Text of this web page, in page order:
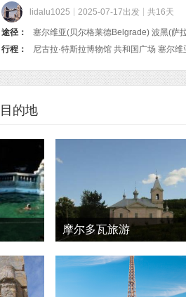
lidalu1025 2025-07-17出发 共16天
途径：
塞尔维亚(贝尔格莱德Belgrade) 波黑(萨
行程：
的地
摩尔多瓦旅游